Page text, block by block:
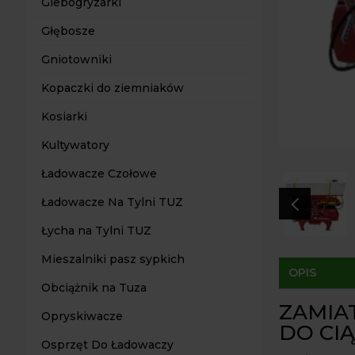
Głębosze
Gniotowniki
Kopaczki do ziemniaków
Kosiarki
Kultywatory
Ładowacze Czołowe
Ładowacze Na Tylni TUZ
Łycha na Tylni TUZ
Mieszalniki pasz sypkich
Obciążnik na Tuza
Opryskiwacze
Osprzęt Do Ładowaczy
4
OPIS
DO